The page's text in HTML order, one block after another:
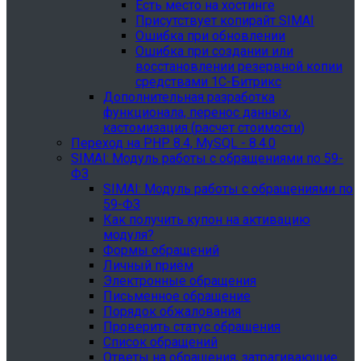
Есть место на хостинге
Присутствует копирайт SIMAI
Ошибка при обновлении
Ошибка при создании или
восстановлении резервной копии
средствами 1С-Битрикс
Дополнительная разработка
функционала, перенос данных,
кастомизация (расчет стоимости)
Переход на PHP 8.4, MySQL - 8.4.0
SIMAI: Модуль работы с обращениями по 59-
ФЗ
SIMAI: Модуль работы с обращениями по
59-ФЗ
Как получить купон на активацию
модуля?
Формы обращений
Личный приём
Электронные обращения
Письменное обращение
Порядок обжалования
Проверить статус обращения
Список обращений
Ответы на обращения, затрагивающие